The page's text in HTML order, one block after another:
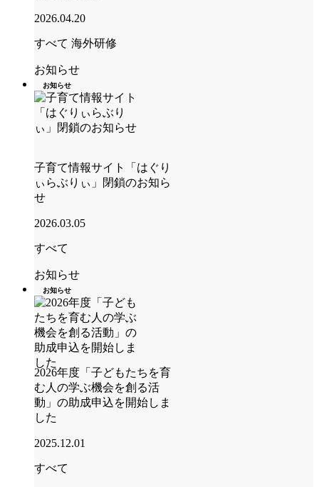
2026.04.20
すべて 海外研修
お知らせ
お知らせ
子育て情報サイト「はぐり
ぃらぶりぃ」閉鎖のお知ら
せ
2026.03.05
すべて
お知らせ
お知らせ
2026年度「子どもたちを育
む人の学ぶ機会を創る活
動」の助成申込を開始しま
した
2025.12.01
すべて